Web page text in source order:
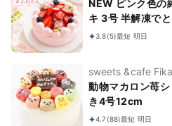
NEW ピンク色の
キ 3号 半解凍で
凍していただく
ースデーケーキ
ーサリーカード
3.8(5)最短 明日
sweets &cafe Fika
動物マカロン苺
き4号12cm
4.7 (88)最短 明日